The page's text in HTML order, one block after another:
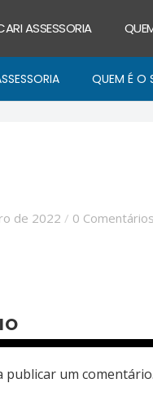
ASSESSORIA
QUEM É O
de 2022 / 0 Comentários
publicar um comentário.